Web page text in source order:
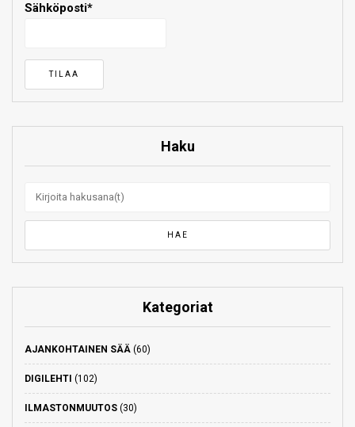
Sähköposti*
Haku
Kategoriat
AJANKOHTAINEN SÄÄ (60)
DIGILEHTI (102)
ILMASTONMUUTOS (30)